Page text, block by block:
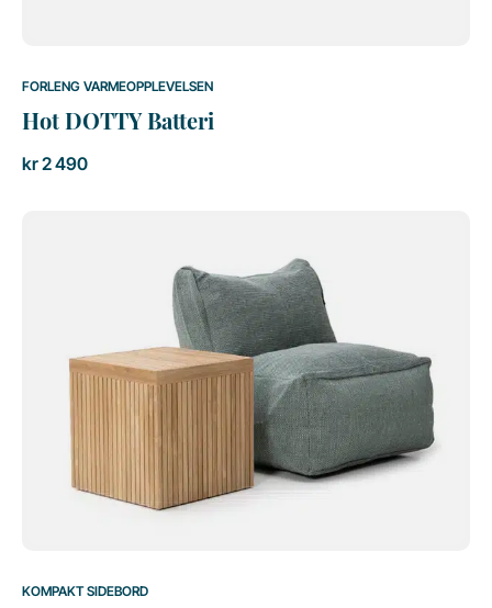
FORLENG VARMEOPPLEVELSEN
Hot DOTTY Batteri
kr2 490
KOMPAKT SIDEBORD